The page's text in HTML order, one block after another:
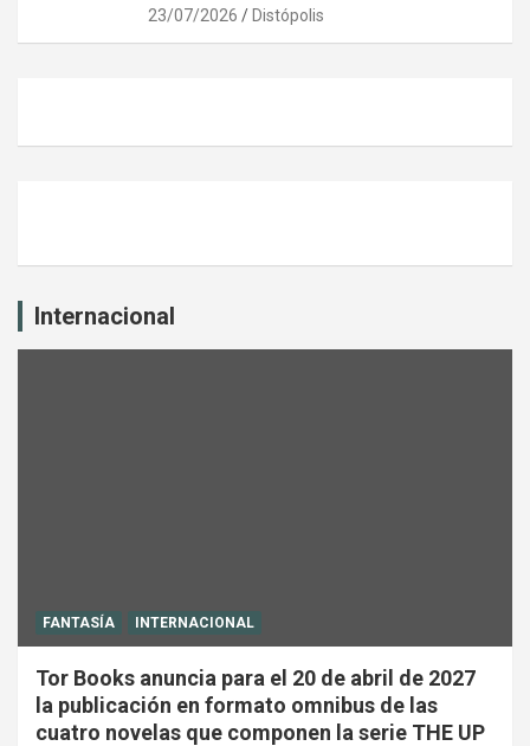
23/07/2026 Distópolis
Internacional
FANTASÍA INTERNACIONAL
Tor Books anuncia para el 20 de abril de 2027
la publicación en formato omnibus de las
cuatro novelas que componen la serie THE UP